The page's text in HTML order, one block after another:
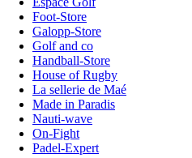
Foot-Store
Galopp-Store
Golf and co
Handball-Store
House of Rugby
La sellerie de Maé
Made in Paradis
Nauti-wave
On-Fight
Padel-Expert